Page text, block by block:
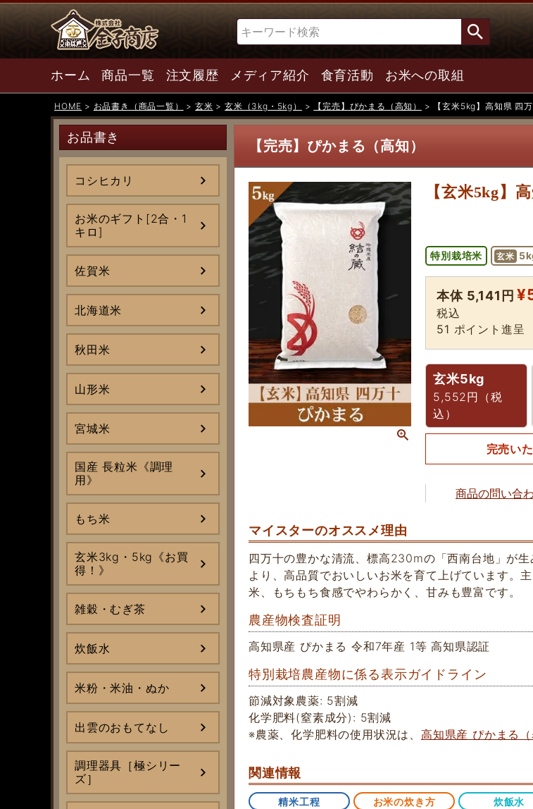
検索
ホーム 商品一覧 注文履歴 メディア紹介 食育活動 お米への取組
HOME お品書き（商品一覧） 玄米 玄米（3kg・5kg） 【完売】ぴかまる（高知） 【玄米5kg】高知県 四
お品書き
コシヒカリ
お米のギフト[2合・1
キロ]
佐賀米
北海道米
秋田米
山形米
宮城米
国産 長粒米《調理
用》
もち米
玄米3kg・5kg《お買
得！》
雑穀・むぎ茶
炊飯水
米粉・米油・ぬか
出雲のおもてなし
調理器具［極シリー
ズ］
【完売】ぴかまる（高知）
【玄米5kg】
特別栽培米 玄米
本体 5,141円 ¥
税込
51 ポイント進呈
玄米5kg
5,552円（税
込）
完売い
商品の問い合
マイスターのオススメ理由
四万十の豊かな清流、標高230mの「西南台地」が
より、高品質でおいしいお米を育て上げています。
米、もちもち食感でやわらかく、甘みも豊富です。
農産物検査証明
高知県産 ぴかまる 令和7年産 1等 高知県認証
特別栽培農産物に係る表示ガイドライン
節減対象農薬: 5割減
化学肥料(窒素成分): 5割減
※農薬、化学肥料の使用状況は、 高知県産 ぴかまる（
関連情報
精米工程 お米の炊き方 炊飯水